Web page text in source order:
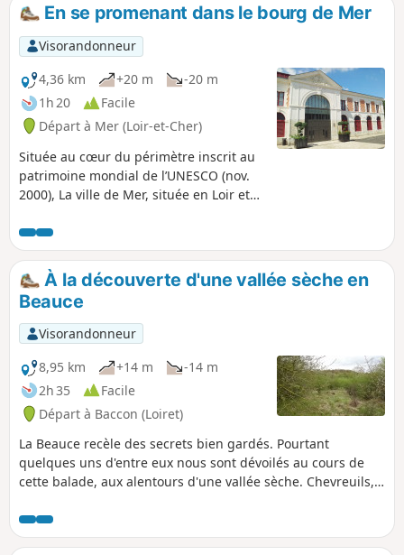
latin, marais, lieu couvert d'eau, ce qui
est à l'origine du nom de Mer.
En se promenant dans le bourg de Mer
Visorandonneur
4,36 km
+20 m
-20 m
1h 20
Facile
Départ à Mer (Loir-et-Cher)
Située au cœur du périmètre inscrit au
patrimoine mondial de l’UNESCO (nov.
2000), La ville de Mer, située en Loir et
environnement/patrimoine architectural
de qualité, enrichi au fil des siècles. Mer
est aussi fortement influencée par la
Tronne. Cet affluent de la Loire traverse
du Nord au Sud le territoire communal
en le divisant en deux.
À la découverte d'une vallée sèche en
Beauce
Visorandonneur
8,95 km
+14 m
-14 m
2h 35
Facile
Départ à Baccon (Loiret)
La Beauce recèle des secrets bien gardés. Pourtant
quelques uns d'entre eux nous sont dévoilés au cours de
cette balade, aux alentours d'une vallée sèche. Chevreuils,